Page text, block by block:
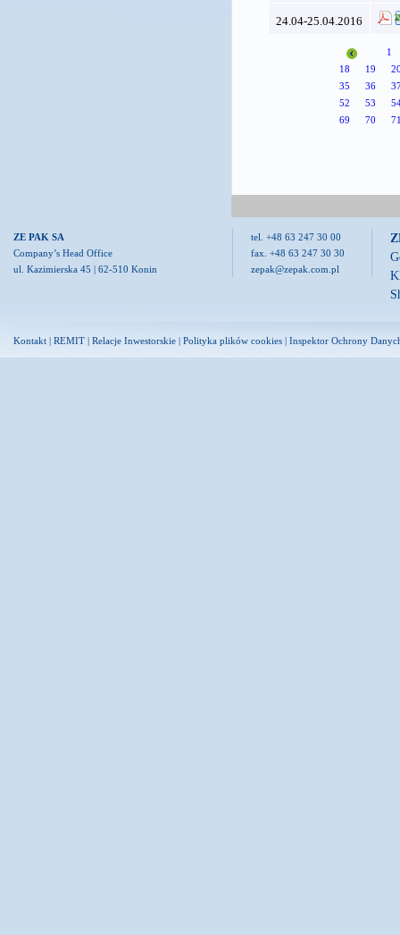
24.04-25.04.2016
1
18
19
35
36
52
53
69
70
ZE PAK SA
Company’s Head Office
ul. Kazimierska 45 | 62-510 Konin
tel. +48 63 247 30 00
fax. +48 63 247 30 30
zepak@zepak.com.pl
Kontakt | REMIT | Relacje Inwestorskie | Polityka plików cookies | Inspektor Ochrony